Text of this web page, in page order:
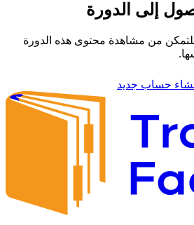
إلى الدورة
من مشاهدة محتوى هذه الدورة
حساب جديد